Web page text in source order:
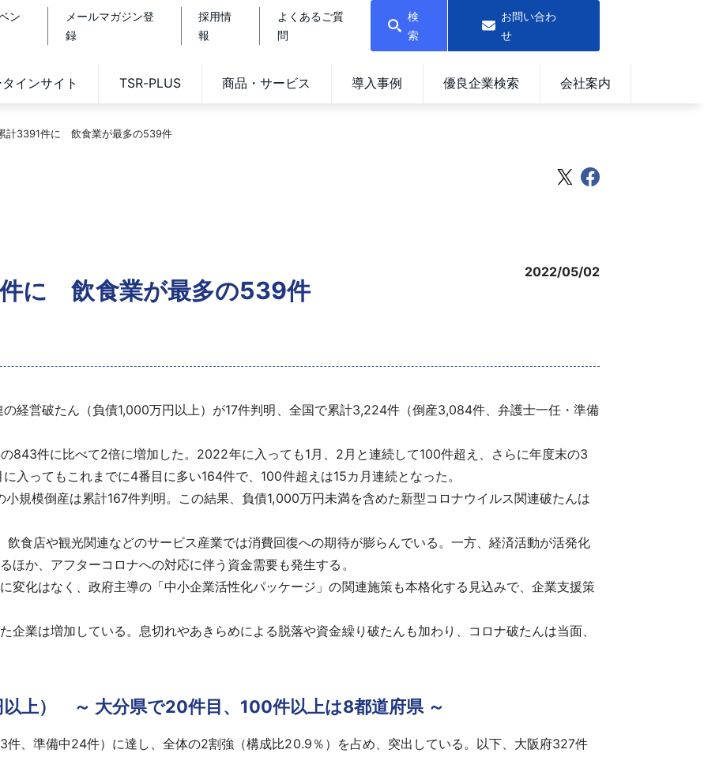
ン
メールマガジン登
録
採用情
報
よくあるご質
問
検
索
お問い合わ
せ
インサイト TSR-PLUS 商品・サービス 導入事例 優良企業検索 会社案内
計3391件に 飲食業が最多の539件
に 飲食業が最多の539件
2022/05/02
営破たん（負債1,000万円以上）が17件判明、全国で累計3,224件（倒産3,084件、弁護士一任・準備
843件に比べて2倍に増加した。2022年に入っても1月、2月と連続して100件超え、さらに年度末の3
入ってもこれまでに4番目に多い164件で、100件超えは15カ月連続となった。
規模倒産は累計167件判明。この結果、負債1,000万円未満を含めた新型コロナウイルス関連破たんは
食店や観光関連などのサービス産業では消費回復への期待が膨らんでいる。一方、経済活動が活発化
か、アフターコロナへの対応に伴う資金需要も発生する。
変化はなく、政府主導の「中小企業活性化パッケージ」の関連施策も本格化する見込みで、企業支援策
企業は増加している。息切れやあきらめによる脱落や資金繰り破たんも加わり、コロナ破たんは当面、
以上） ～ 大分県で20件目、100件以上は8都道府県 ～
、準備中24件）に達し、全体の2割強（構成比20.9％）を占め、突出している。以下、大阪府327件